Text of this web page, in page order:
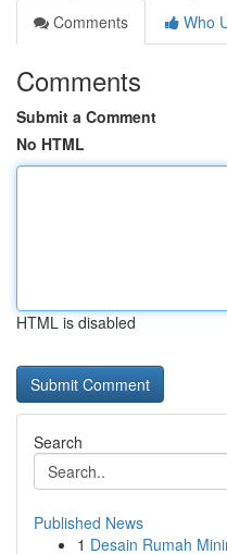
Comments
Who
Comments
Submit a Comment
No HTML
HTML is disabled
Search
Published News
1 Desain Rumah